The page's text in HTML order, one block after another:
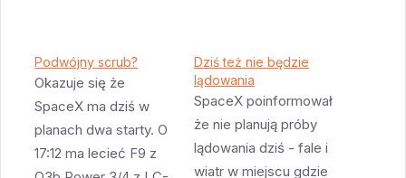
Podwójny scrub?
Okazuje się że
SpaceX ma dziś w
planach dwa starty. O
17:12 ma lecieć F9 z
Dziś też nie będzie
lądowania
SpaceX poinformował
że nie planują próby
lądowania dziś - fale i
wiatr w miejscu gdzie